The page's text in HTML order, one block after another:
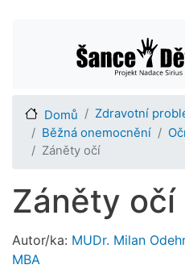
Main
Domů
Zdravotní
Běžná onemocnění
Záněty očí
Záněty očí
Autor/ka: MUDr. Milan
MBA